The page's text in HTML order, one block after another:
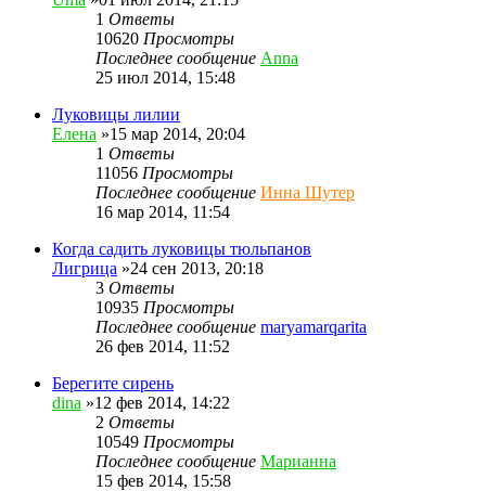
1 Ответы
10620 Просмотры
Последнее сообщение Anna
25 июл 2014, 15:48
Луковицы лилии
Елена »15 мар 2014, 20:04
1 Ответы
11056 Просмотры
Последнее сообщение Инна Шутер
16 мар 2014, 11:54
Когда садить луковицы тюльпанов
Лигрица »24 сен 2013, 20:18
3 Ответы
10935 Просмотры
Последнее сообщение maryamarqarita
26 фев 2014, 11:52
Берегите сирень
dina »12 фев 2014, 14:22
2 Ответы
10549 Просмотры
Последнее сообщение Марианна
15 фев 2014, 15:58